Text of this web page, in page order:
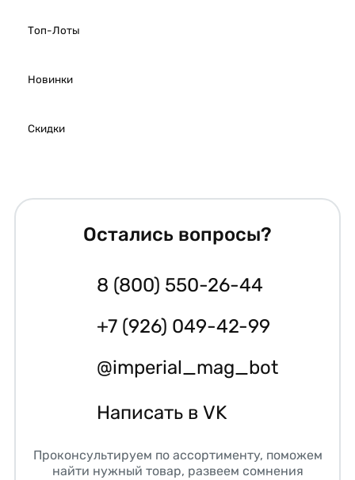
Топ-Лоты
Новинки
Скидки
Остались вопросы?
8 (800) 550-26-44
+7 (926) 049-42-99
@imperial_mag_bot
Написать в VK
Проконсультируем по ассортименту, поможем
найти нужный товар, развеем сомнения